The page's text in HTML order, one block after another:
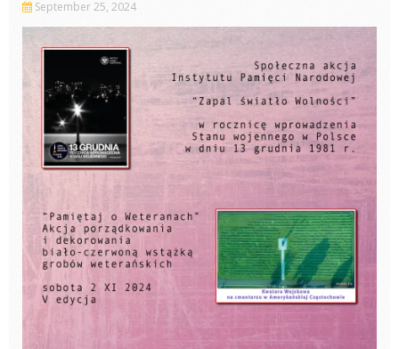
September 25, 2024